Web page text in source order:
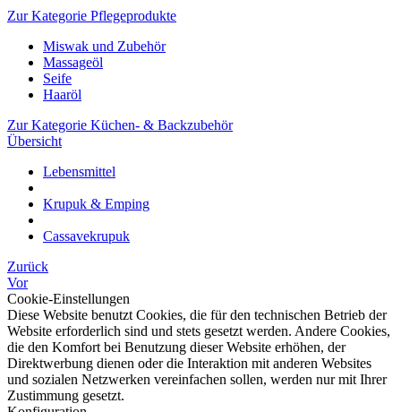
Zur Kategorie Pflegeprodukte
Miswak und Zubehör
Massageöl
Seife
Haaröl
Zur Kategorie Küchen- & Backzubehör
Übersicht
Lebensmittel
Krupuk & Emping
Cassavekrupuk
Zurück
Vor
Cookie-Einstellungen
Diese Website benutzt Cookies, die für den technischen Betrieb der
Website erforderlich sind und stets gesetzt werden. Andere Cookies,
die den Komfort bei Benutzung dieser Website erhöhen, der
Direktwerbung dienen oder die Interaktion mit anderen Websites
und sozialen Netzwerken vereinfachen sollen, werden nur mit Ihrer
Zustimmung gesetzt.